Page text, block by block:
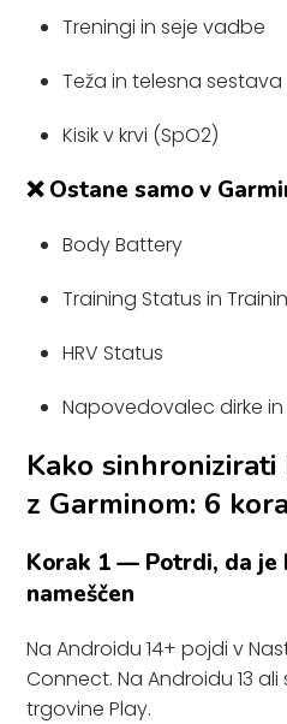
Treningi in seje vadbe
Teža in telesna sestava
Kisik v krvi (SpO2)
❌ Ostane samo v
Body Battery
Training Status in
HRV Status
Napovedovalec dirke
Kako
z Garminom: 6
Korak 1 — Potrdi, da je
nameščen
Na Androidu 14+ pojdi v
Connect. Na Androidu 13
trgovine Play.